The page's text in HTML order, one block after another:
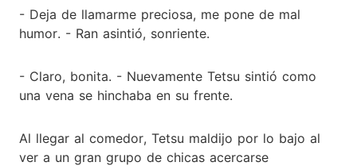
- Deja de llamarme preciosa, me pone de mal
humor. - Ran asintió, sonriente.
- Claro, bonita. - Nuevamente Tetsu sintió como
una vena se hinchaba en su frente.
Al llegar al comedor, Tetsu maldijo por lo bajo al
ver a un gran grupo de chicas acercarse